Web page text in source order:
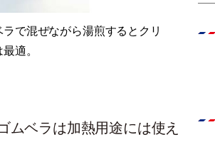
で混ぜながら湯煎するとクリ
適。
ムベラは加熱用途には使え